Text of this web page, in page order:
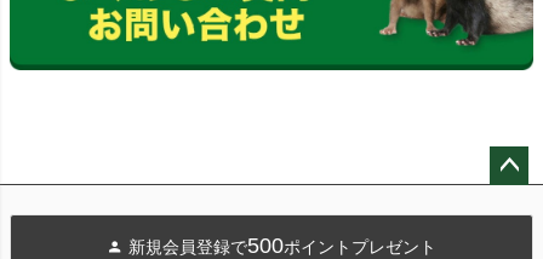
新規会員登録で500ポイントプレゼント